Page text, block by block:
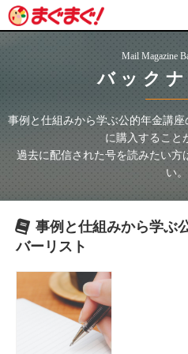
Mail Magazine
バック
事例と仕組みから学ぶ公的年金講座
に購入すること
過去に配信された号を読みたい
い。
事例と仕組みから学ぶ
バーリスト